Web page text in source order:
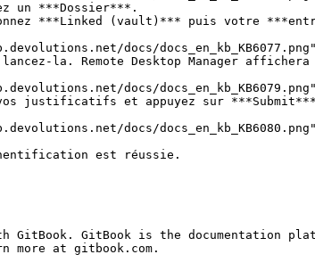
un ***Dossier***.
***Linked (vault)*** puis votre
la. Remote Desktop Manager
justificatifs et appuyez sur
est réussie.
GitBook. GitBook is the documentation
more at gitbook.com.